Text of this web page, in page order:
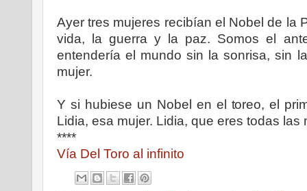
Ayer tres mujeres recibían el Nobel de la
vida, la guerra y la paz. Somos el
entendería el mundo sin la sonrisa, sin
mujer.
Y si hubiese un Nobel en el toreo, el
Lidia, esa mujer. Lidia, que eres todas las
****
Vía Del Toro al infinito